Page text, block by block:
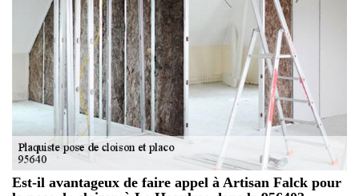
Est-il avantageux de faire appel à Artisan Falck pour